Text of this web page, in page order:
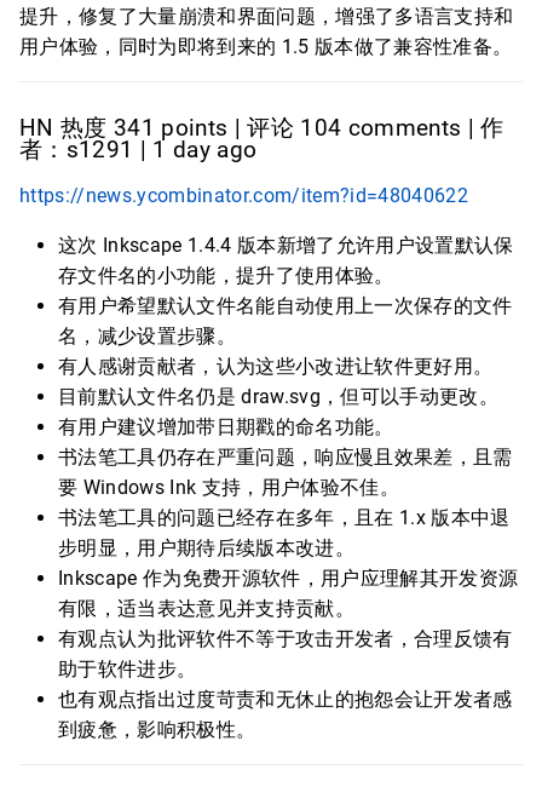
提升，修复了大量崩溃和界面问题，增强了多语言支持和
用户体验，同时为即将到来的 1.5 版本做了兼容性准备。
HN 热度 341 points | 评论 104 comments | 作
者：s1291 | 1 day ago
https://news.ycombinator.com/item?id=48040622
这次 Inkscape 1.4.4 版本新增了允许用户设置默认保
存文件名的小功能，提升了使用体验。
有用户希望默认文件名能自动使用上一次保存的文件
名，减少设置步骤。
有人感谢贡献者，认为这些小改进让软件更好用。
目前默认文件名仍是 draw.svg，但可以手动更改。
有用户建议增加带日期戳的命名功能。
书法笔工具仍存在严重问题，响应慢且效果差，且需
要 Windows Ink 支持，用户体验不佳。
书法笔工具的问题已经存在多年，且在 1.x 版本中退
步明显，用户期待后续版本改进。
Inkscape 作为免费开源软件，用户应理解其开发资源
有限，适当表达意见并支持贡献。
有观点认为批评软件不等于攻击开发者，合理反馈有
助于软件进步。
也有观点指出过度苛责和无休止的抱怨会让开发者感
到疲惫，影响积极性。